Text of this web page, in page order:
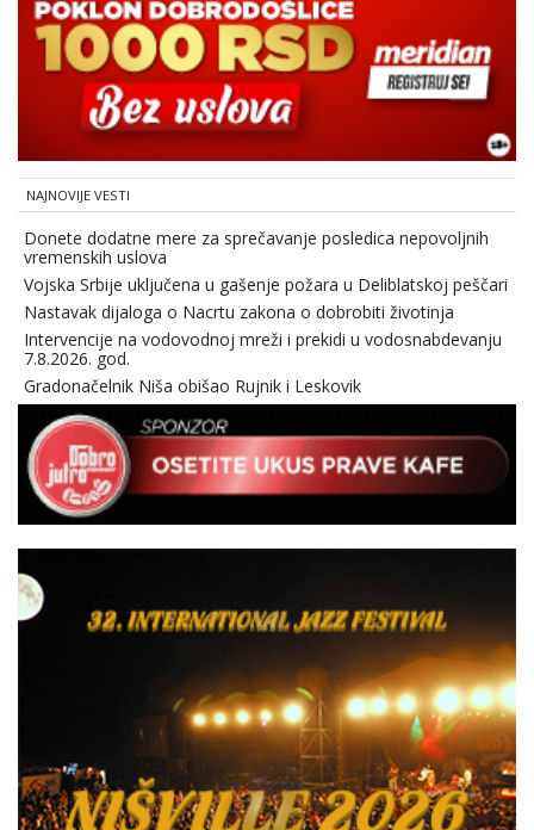
NAJNOVIJE VESTI
Donete dodatne mere za sprečavanje posledica nepovoljnih
vremenskih uslova
Vojska Srbije uključena u gašenje požara u Deliblatskoj peščari
Nastavak dijaloga o Nacrtu zakona o dobrobiti životinja
Intervencije na vodovodnoj mreži i prekidi u vodosnabdevanju
7.8.2026. god.
Gradonačelnik Niša obišao Rujnik i Leskovik